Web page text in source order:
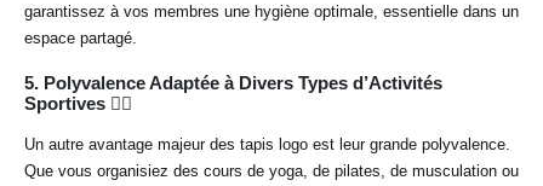
garantissez à vos membres une hygiène optimale, essentielle dans un
espace partagé.
5. Polyvalence Adaptée à Divers Types d’Activités
Sportives 🤸‍♂️
Un autre avantage majeur des tapis logo est leur grande polyvalence.
Que vous organisiez des cours de yoga, de pilates, de musculation ou